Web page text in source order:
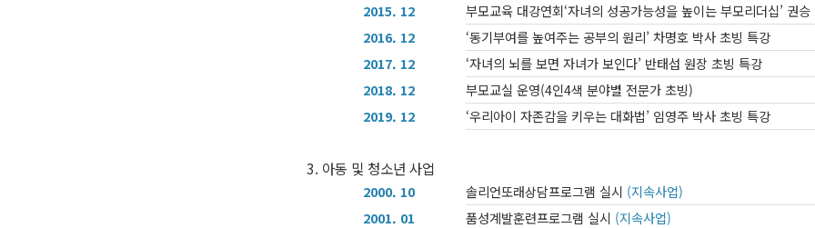
2015. 12
부모교육 대강연회‘자녀의 성공가능성을 높이는 부모리더십’ 권
2016. 12
‘동기부여를 높여주는 공부의 원리’ 차명호 박사 초빙 특강
2017. 12
‘자녀의 뇌를 보면 자녀가 보인다’ 반태섭 원장 초빙 특강
2018. 12
부모교실 운영(4인4색 분야별 전문가 초빙)
2019. 12
‘우리아이 자존감을 키우는 대화법’ 임영주 박사 초빙 특강
3. 아동 및 청소년 사업
2000. 10 솔리언또래상담프로그램 실시 (지속사업)
2001. 01
품성계발훈련프로그램 실시 (지속사업)